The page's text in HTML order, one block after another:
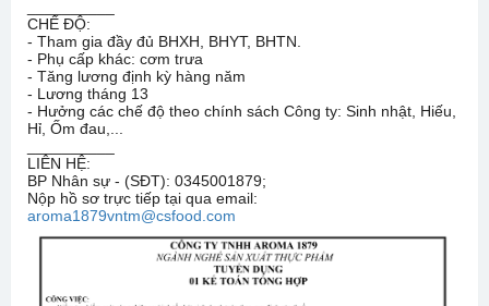
CHẾ ĐỘ:
- Tham gia đầy đủ BHXH, BHYT, BHTN.
- Phụ cấp khác: cơm trưa
- Tăng lương định kỳ hàng năm
- Lương tháng 13
- Hưởng các chế độ theo chính sách Công ty: Sinh nhật, Hiếu,
Hỉ, Ốm đau,...
LIÊN HỆ:
BP Nhân sự - (SĐT): 0345001879;
Nộp hồ sơ trực tiếp tại qua email:
aroma1879vntm@csfood.com